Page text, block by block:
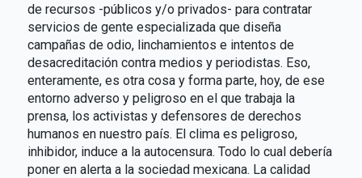
de recursos -públicos y/o privados- para contratar
servicios de gente especializada que diseña
campañas de odio, linchamientos e intentos de
desacreditación contra medios y periodistas. Eso,
enteramente, es otra cosa y forma parte, hoy, de ese
entorno adverso y peligroso en el que trabaja la
prensa, los activistas y defensores de derechos
humanos en nuestro país. El clima es peligroso,
inhibidor, induce a la autocensura. Todo lo cual debería
poner en alerta a la sociedad mexicana. La calidad